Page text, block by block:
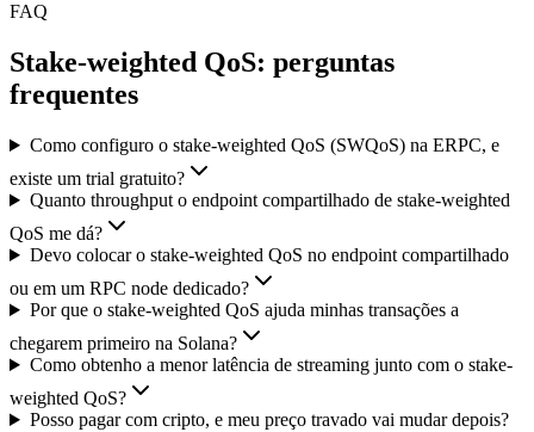
FAQ
Stake-weighted QoS: perguntas
frequentes
Como configuro o stake-weighted QoS (SWQoS) na ERPC, e
existe um trial gratuito?
Quanto throughput o endpoint compartilhado de stake-weighted
QoS me dá?
Devo colocar o stake-weighted QoS no endpoint compartilhado
ou em um RPC node dedicado?
Por que o stake-weighted QoS ajuda minhas transações a
chegarem primeiro na Solana?
Como obtenho a menor latência de streaming junto com o stake-
weighted QoS?
Posso pagar com cripto, e meu preço travado vai mudar depois?